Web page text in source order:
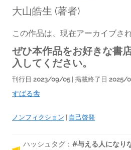
大山皓生 (著者)
この作品は、現在アーカイブさ
ぜひ本作品をお好きな書
入してください。
刊行日 2023/09/05 | 掲載終了日 2025/
すばる舎
ノンフィクション 自己啓発
ハッシュタグ： #与える人になり